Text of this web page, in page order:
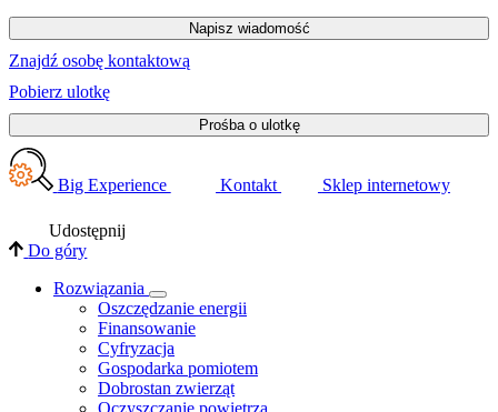
Napisz wiadomość
Znajdź osobę kontaktową
Pobierz ulotkę
Prośba o ulotkę
Big Experience Kontakt Sklep internetowy
Udostępnij
Do góry
Rozwiązania
​Oszczędzanie energii
Finansowanie
Cyfryzacja
Gospodarka pomiotem
Dobrostan zwierząt
Oczyszczanie powietrza